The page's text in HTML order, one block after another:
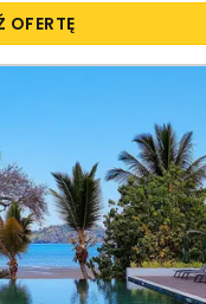
OFERTĘ